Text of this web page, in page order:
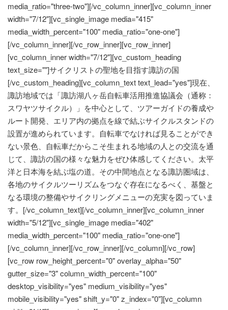
media_ratio="three-two"][/vc_column_inner][vc_column_inner
width="7/12"][vc_single_image media="415"
media_width_percent="100" media_ratio="one-one"]
[/vc_column_inner][/vc_row_inner][vc_row_inner]
[vc_column_inner width="7/12"][vc_custom_heading
text_size=""]サイクリストの聖地を目指す諏訪の国
[/vc_custom_heading][vc_column_text text_lead="yes"]現在、
諏訪地域では「諏訪湖八ヶ岳自転車活用推進協議会（通称：
スワヤツサイクル）」を中心として、ツアーガイドの養成や
ルート開発、エリア内の拠点を線で結ぶサイクルスタンドの
設置が進められています。自転車でなければ見ることができ
ない景色、自転車だからこそ生まれる地域の人との交流を通
じて、諏訪の国の様々な魅力をぜひ体感してください。太平
洋と日本海を結ぶ塩の道。その中間地点となる諏訪圏域は、
各地のサイクルツーリズムをつなぐ存在になるべく、基盤と
なる環境の整備やサイクリングメニューの充実を図っていま
す。[/vc_column_text][/vc_column_inner][vc_column_inner
width="5/12"][vc_single_image media="402"
media_width_percent="100" media_ratio="one-one"]
[/vc_column_inner][/vc_row_inner][/vc_column][/vc_row]
[vc_row row_height_percent="0" overlay_alpha="50"
gutter_size="3" column_width_percent="100"
desktop_visibility="yes" medium_visibility="yes"
mobile_visibility="yes" shift_y="0" z_index="0"][vc_column